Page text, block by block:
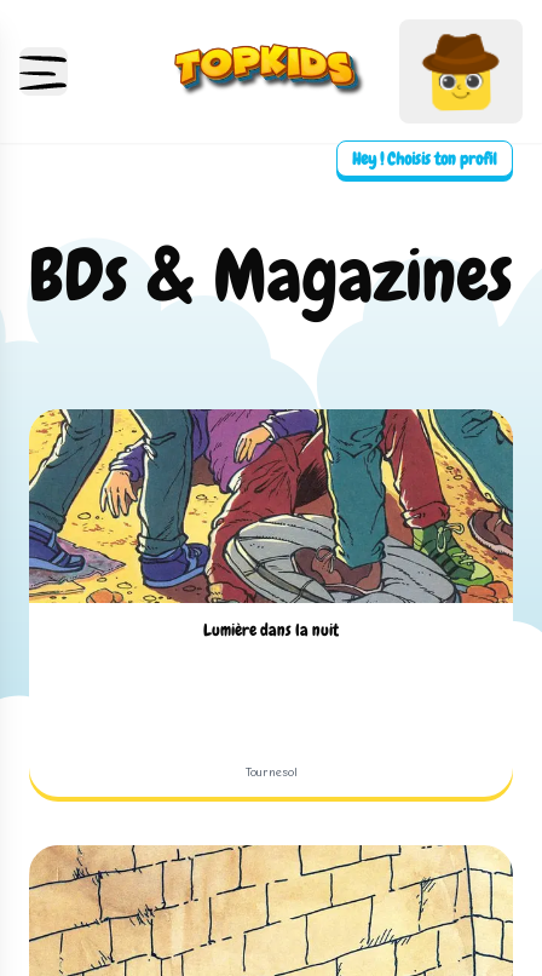
Hey ! Choisis ton profil
BDs & Magazines
Lumière dans la nuit
Tournesol